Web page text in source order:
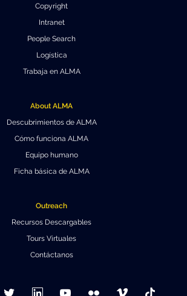
Copyright
Intranet
People Search
Logística
Trabaja en ALMA
About ALMA
Descubrimientos de ALMA
Cómo funciona ALMA
Equipo humano
Ficha básica de ALMA
Outreach
Recursos Descargables
Tours Virtuales
Contáctanos